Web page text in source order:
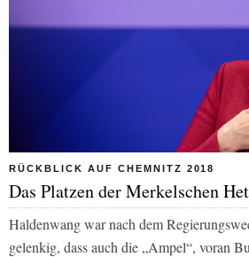
RÜCKBLICK AUF CHEMNITZ 2018
Das Platzen der Merkelschen
Haldenwang war nach dem
gelenkig, dass auch die „Ampel“, voran